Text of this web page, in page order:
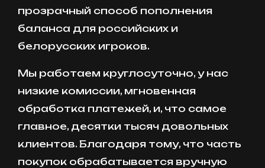
прозрачный способ пополнения
баланса для российских и
белорусских игроков.
Мы работаем круглосуточно, у нас
низкие комиссии, мгновенная
обработка платежей, и, что самое
главное, десятки тысяч довольных
клиентов. Благодаря тому, что часть
покупок обрабатывается вручную